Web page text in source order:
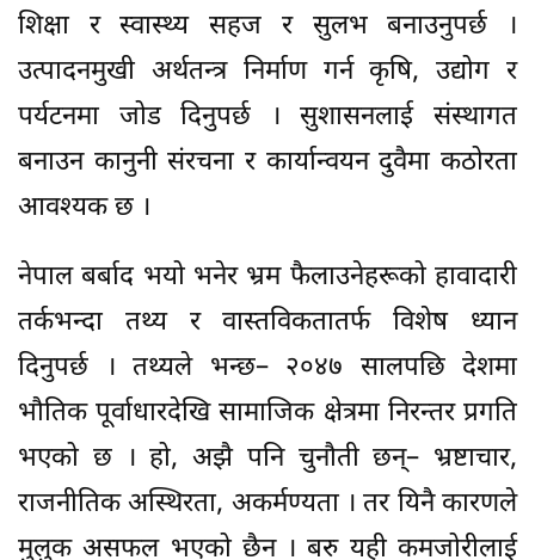
शिक्षा र स्वास्थ्य सहज र सुलभ बनाउनुपर्छ ।
उत्पादनमुखी अर्थतन्त्र निर्माण गर्न कृषि, उद्योग र
पर्यटनमा जोड दिनुपर्छ । सुशासनलाई संस्थागत
बनाउन कानुनी संरचना र कार्यान्वयन दुवैमा कठोरता
आवश्यक छ ।
नेपाल बर्बाद भयो भनेर भ्रम फैलाउनेहरूको हावादारी
तर्कभन्दा तथ्य र वास्तविकतातर्फ विशेष ध्यान
दिनुपर्छ । तथ्यले भन्छ– २०४७ सालपछि देशमा
भौतिक पूर्वाधारदेखि सामाजिक क्षेत्रमा निरन्तर प्रगति
भएको छ । हो, अझै पनि चुनौती छन्– भ्रष्टाचार,
राजनीतिक अस्थिरता, अकर्मण्यता । तर यिनै कारणले
मुलुक असफल भएको छैन । बरु यही कमजोरीलाई